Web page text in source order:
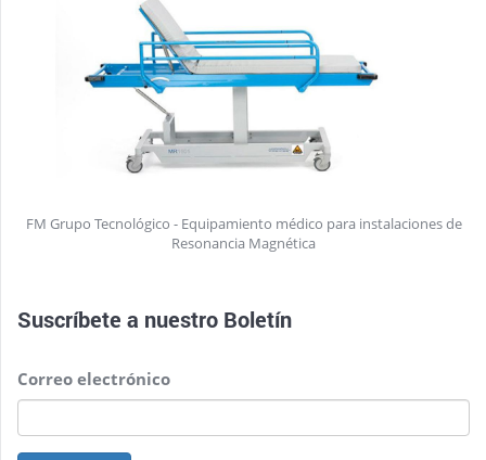
FM Grupo Tecnológico - Equipamiento médico para instalaciones de
Resonancia Magnética
Suscríbete a nuestro Boletín
Correo electrónico